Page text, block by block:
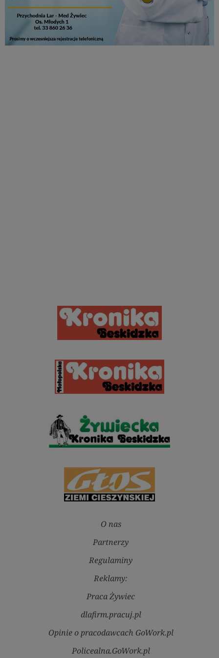
O nas
Partnerzy
Regulaminy
Reklamy:
Praca Żywiec
dlafirm.pracuj.pl
Opinie o pracodawcach GoWork.pl
Policealna.GoWork.pl